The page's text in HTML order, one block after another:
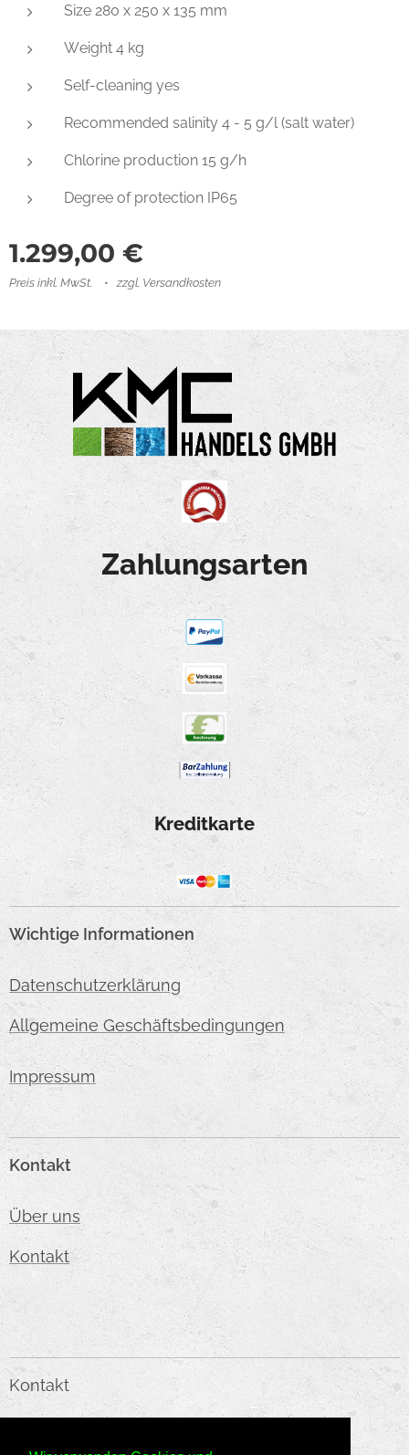
Size 280 x 250 x 135 mm
Weight 4 kg
Self-cleaning yes
Recommended salinity 4 - 5 g/l (salt water)
Chlorine production 15 g/h
Degree of protection IP65
1.299,00 €
Preis inkl. MwSt. zzgl. Versandkosten
Zahlungsarten
Kreditkarte
Wichtige Informationen
Datenschutzerklärung
Allgemeine Geschäftsbedingungen
Impressum
Kontakt
Über uns
Kontakt
Kontakt